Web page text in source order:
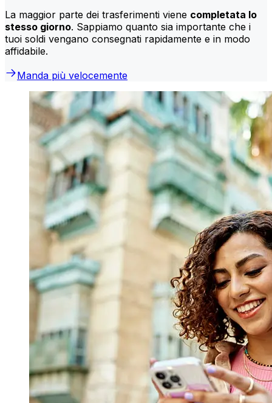
La maggior parte dei trasferimenti viene completata lo
stesso giorno. Sappiamo quanto sia importante che i
tuoi soldi vengano consegnati rapidamente e in modo
affidabile.
Manda più velocemente